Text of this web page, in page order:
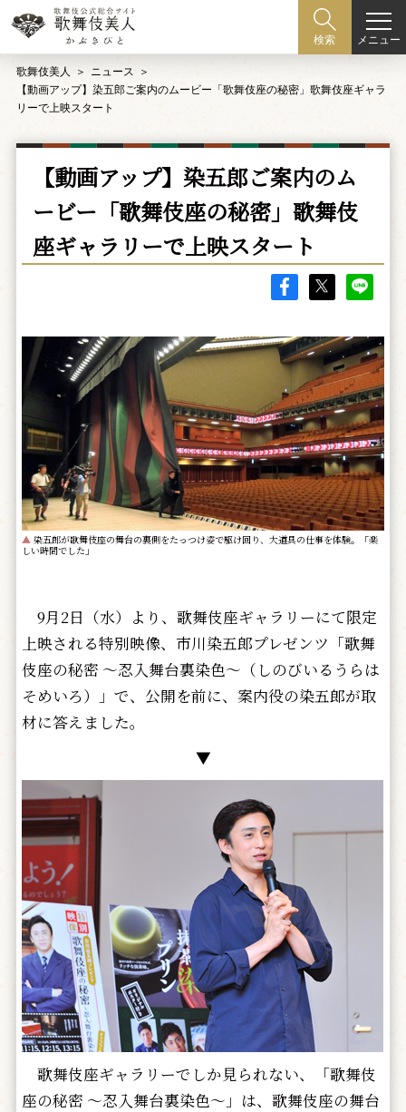
検索 メニュー
歌舞伎美人
ニュース
【動画アップ】染五郎ご案内のムービー「歌舞伎座の秘密」歌舞伎座ギャラ
リーで上映スタート
【動画アップ】染五郎ご案内のム
ービー「歌舞伎座の秘密」歌舞伎
座ギャラリーで上映スタート
▲ 染五郎が歌舞伎座の舞台の裏側をたっつけ姿で駆け回り、大道具の仕事を体験。「楽
しい時間でした」
9月2日（水）より、歌舞伎座ギャラリーにて限定
上映される特別映像、市川染五郎プレゼンツ「歌舞
伎座の秘密 ～忍入舞台裏染色～（しのびいるうらは
そめいろ）」で、公開を前に、案内役の染五郎が取
材に答えました。
▼
歌舞伎座ギャラリーでしか見られない、「歌舞伎
座の秘密 ～忍入舞台裏染色～」は、歌舞伎座の舞台